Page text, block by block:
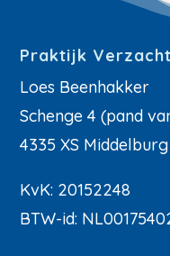
Praktijk
Loes Beenhakker
Schenge 4 (pand
4335 XS Middelburg
KvK: 20152248
BTW-id: